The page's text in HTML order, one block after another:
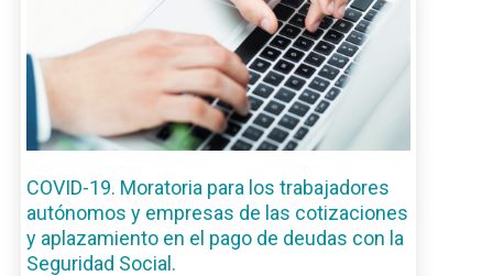
COVID-19. Moratoria para los trabajadores
autónomos y empresas de las cotizaciones
y aplazamiento en el pago de deudas con la
Seguridad Social.